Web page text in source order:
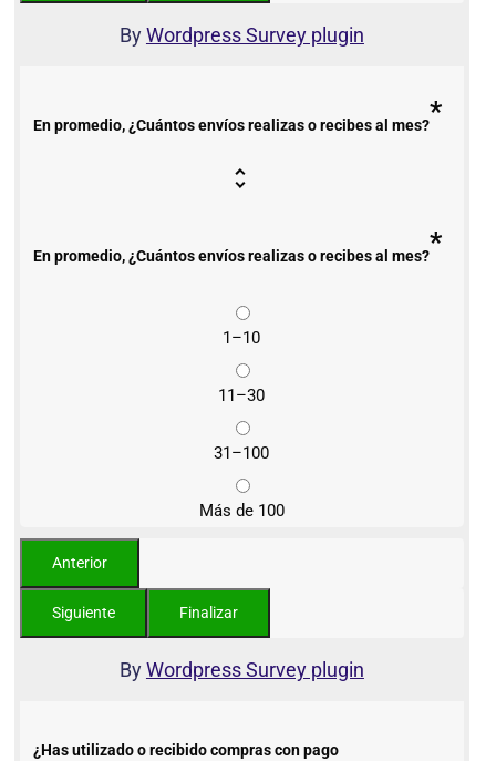
ByWordpress Survey plugin
En promedio, ¿Cuántos envíos realizas o recibes al mes?*
En promedio, ¿Cuántos envíos realizas o recibes al mes?*
1–10
11–30
31–100
Más de 100
ByWordpress Survey plugin
¿Has utilizado o recibido compras con pago